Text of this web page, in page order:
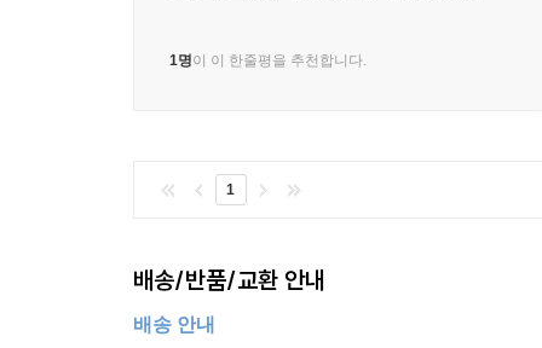
1명이 이 한줄평을 추천합니다.
1
배송/반품/교환 안내
배송 안내